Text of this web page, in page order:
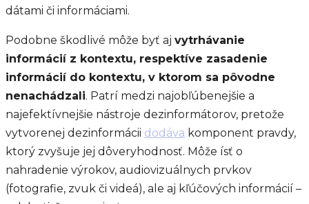
dátami či informáciami.
Podobne škodlivé môže byť aj vytrhávanie
informácií z kontextu, respektíve zasadenie
informácií do kontextu, v ktorom sa pôvodne
nenachádzali. Patrí medzi najobľúbenejšie a
najefektívnejšie nástroje dezinformátorov, pretože
vytvorenej dezinformácii dodáva komponent pravdy,
ktorý zvyšuje jej dôveryhodnosť. Môže ísť o
nahradenie výrokov, audiovizuálnych prvkov
(fotografie, zvuk či videá), ale aj kľúčových informácií –